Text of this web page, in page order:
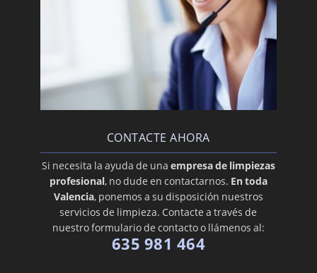
CONTACTE AHORA
Si necesita la ayuda de una empresa de limpiezas
profesional, no dude en contactarnos. En toda
Valencia, ponemos a su disposición nuestros
servicios de limpieza. Contacte a través de
nuestro formulario de contacto o llámenos al:
635 981 464